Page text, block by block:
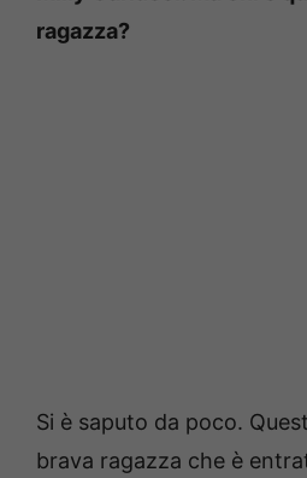
ragazza?
Si è saputo da poco.
brava ragazza che è